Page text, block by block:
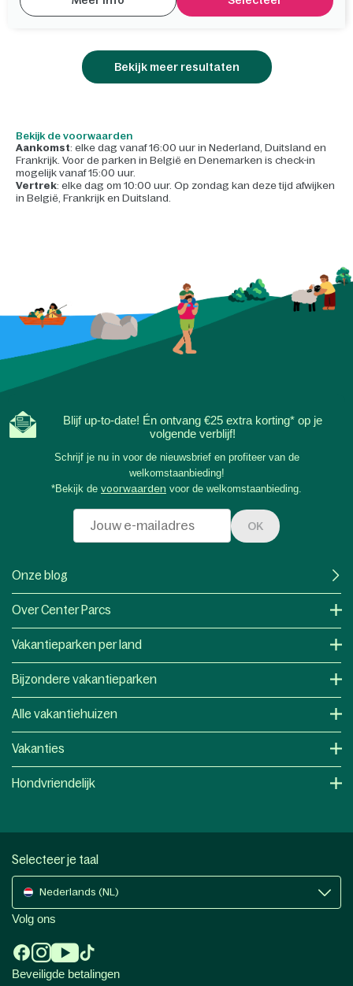
Bekijk meer resultaten
Bekijk de voorwaarden
Aankomst: elke dag vanaf 16:00 uur in Nederland, Duitsland en
Frankrijk. Voor de parken in België en Denemarken is check-in
mogelijk vanaf 15:00 uur.
Vertrek: elke dag om 10:00 uur. Op zondag kan deze tijd afwijken
in België, Frankrijk en Duitsland.
Blijf up-to-date! Én ontvang €25 extra korting* op je
volgende verblijf!
Schrijf je nu in voor de nieuwsbrief en profiteer van de
welkomstaanbieding!
*Bekijk de voorwaarden voor de welkomstaanbieding.
OK
Onze blog
Over Center Parcs
Vakantieparken per land
Bijzondere vakantieparken
Alle vakantiehuizen
Vakanties
Hondvriendelijk
Selecteer je taal
Nederlands (NL)
Volg ons
Beveiligde betalingen